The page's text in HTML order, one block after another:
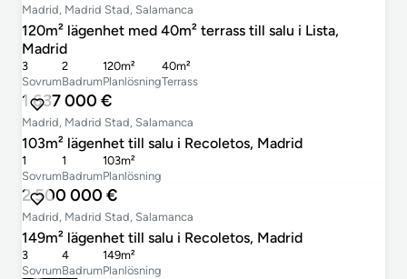
Madrid, Madrid Stad, Salamanca
120m² lägenhet med 40m² terrass till salu i Lista,
Madrid
Sovrum
3
Badrum
2
Planlösning
120m²
Terrass
40m²
1 637 000 €
Madrid, Madrid Stad, Salamanca
103m² lägenhet till salu i Recoletos, Madrid
Sovrum
1
Badrum
1
Planlösning
103m²
2 500 000 €
Madrid, Madrid Stad, Salamanca
149m² lägenhet till salu i Recoletos, Madrid
Sovrum
3
Badrum
4
Planlösning
149m²